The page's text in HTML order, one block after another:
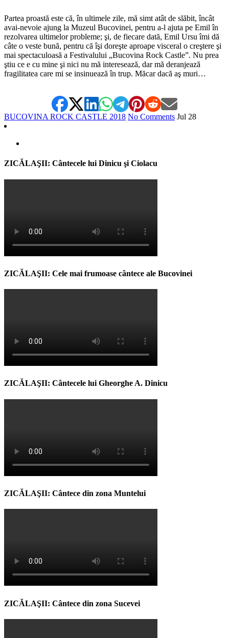
Partea proastă este că, în ultimele zile, mă simt atât de slăbit, încât
avai-nevoie ajung la Muzeul Bucovinei, pentru a-l ajuta pe Emil în
rezolvarea ultimelor probleme; şi, de fiecare dată, Emil Ursu îmi dă
câte o veste bună, pentru că îşi doreşte aproape visceral o creştere şi
mai spectaculoasă a Festivalului „Bucovina Rock Castle”. Nu prea
ştiu ce e cu mine şi nici nu mă interesează, dar mă deranjează
fragilitatea care mi se insinuează în trup. Măcar dacă aş muri…
BUCOVINA ROCK CASTLE 2018 No Comments Jul 28
ZICĂLAŞII: Cântecele lui Dinicu şi Ciolacu
ZICĂLAŞII: Cele mai frumoase cântece ale Bucovinei
ZICĂLAŞII: Cântecele lui Gheorghe A. Dinicu
ZICĂLAŞII: Cântece din zona Muntelui
ZICĂLAŞII: Cântece din zona Sucevei